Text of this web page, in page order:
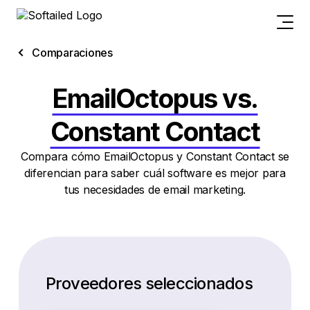
Comparaciones
EmailOctopus vs.
Constant Contact
Compara cómo EmailOctopus y Constant Contact se
diferencian para saber cuál software es mejor para
tus necesidades de email marketing.
Proveedores seleccionados